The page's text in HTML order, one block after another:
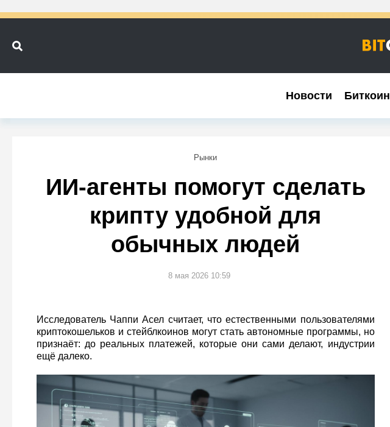
Новости Биткоин
Новости Биткоин
Рынки
ИИ-агенты помогут сделать
крипту удобной для
обычных людей
8 мая 2026 10:59
Исследователь Чаппи Асел считает, что естественными пользователями
криптокошельков и стейблкоинов могут стать автономные программы, но
признаёт: до реальных платежей, которые они сами делают, индустрии
ещё далеко.